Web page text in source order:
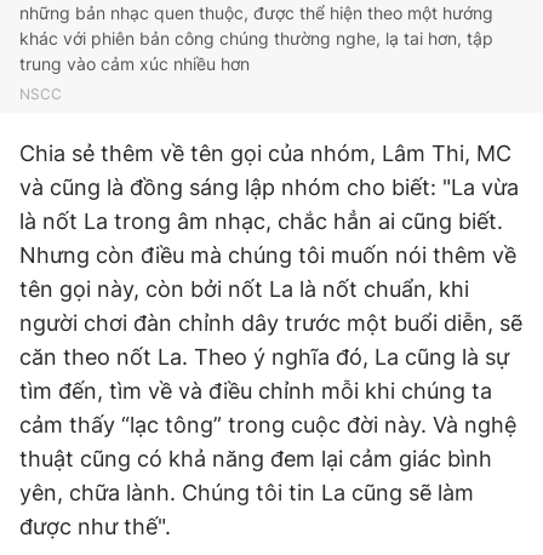
những bản nhạc quen thuộc, được thể hiện theo một hướng
khác với phiên bản công chúng thường nghe, lạ tai hơn, tập
trung vào cảm xúc nhiều hơn
NSCC
Chia sẻ thêm về tên gọi của nhóm, Lâm Thi, MC
và cũng là đồng sáng lập nhóm cho biết: "La vừa
là nốt La trong âm nhạc, chắc hẳn ai cũng biết.
Nhưng còn điều mà chúng tôi muốn nói thêm về
tên gọi này, còn bởi nốt La là nốt chuẩn, khi
người chơi đàn chỉnh dây trước một buổi diễn, sẽ
căn theo nốt La. Theo ý nghĩa đó, La cũng là sự
tìm đến, tìm về và điều chỉnh mỗi khi chúng ta
cảm thấy “lạc tông” trong cuộc đời này. Và nghệ
thuật cũng có khả năng đem lại cảm giác bình
yên, chữa lành. Chúng tôi tin La cũng sẽ làm
được như thế".